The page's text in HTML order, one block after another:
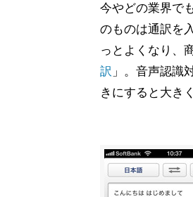
今やどの業界で
のものは通訳を
っとよくなり、
訳 」。音声認識
きにすると大き